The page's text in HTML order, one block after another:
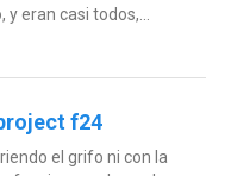
y eran casi todos,...
f24
el grifo ni con la